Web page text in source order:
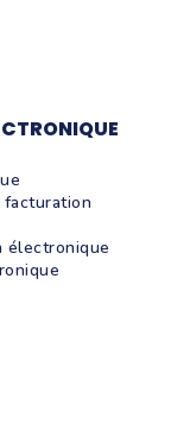
électronique